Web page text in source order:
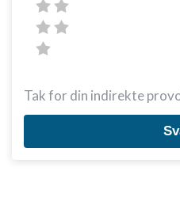
Tak for din indirekte